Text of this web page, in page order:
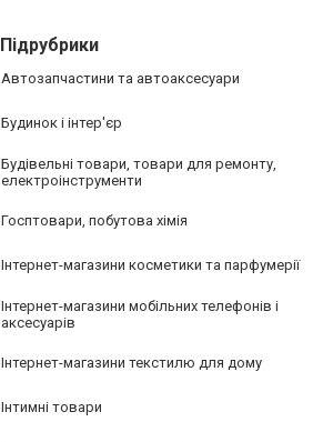
Підрубрики
Автозапчастини та автоаксесуари
Будинок і інтер'єр
Будівельні товари, товари для ремонту,
електроінструменти
Госптовари, побутова хімія
Інтернет-магазини косметики та парфумерії
Інтернет-магазини мобільних телефонів і
аксесуарів
Інтернет-магазини текстилю для дому
Інтимні товари